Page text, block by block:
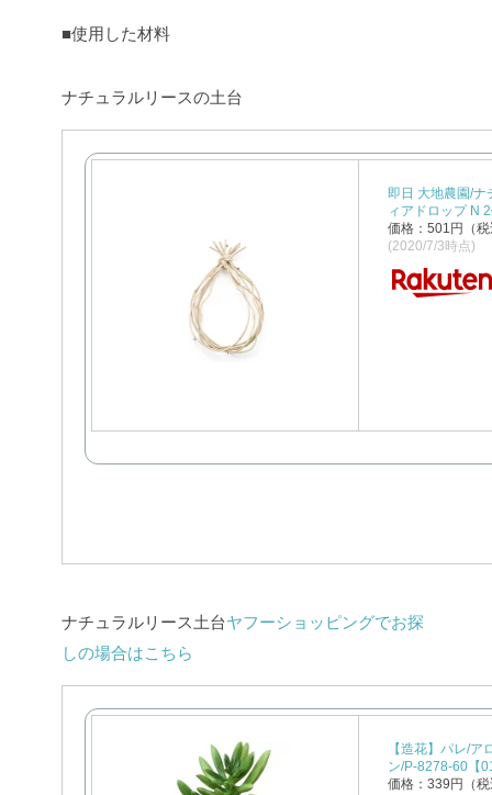
■使用した材料
ナチュラルリースの土台
即日 大地農園/ナ
ィアドロップ N
価格：501円（
(2020/7/3時点)
ナチュラルリース土台ヤフーショッピングでお探
しの場合はこちら
【造花】パレ/ア
ン/P-8278-60【
価格：339円（